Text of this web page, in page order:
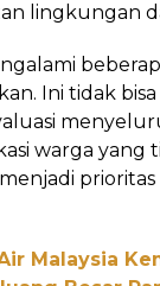
lingkungan
Ini tidak
warga yang
prioritas
Malaysia